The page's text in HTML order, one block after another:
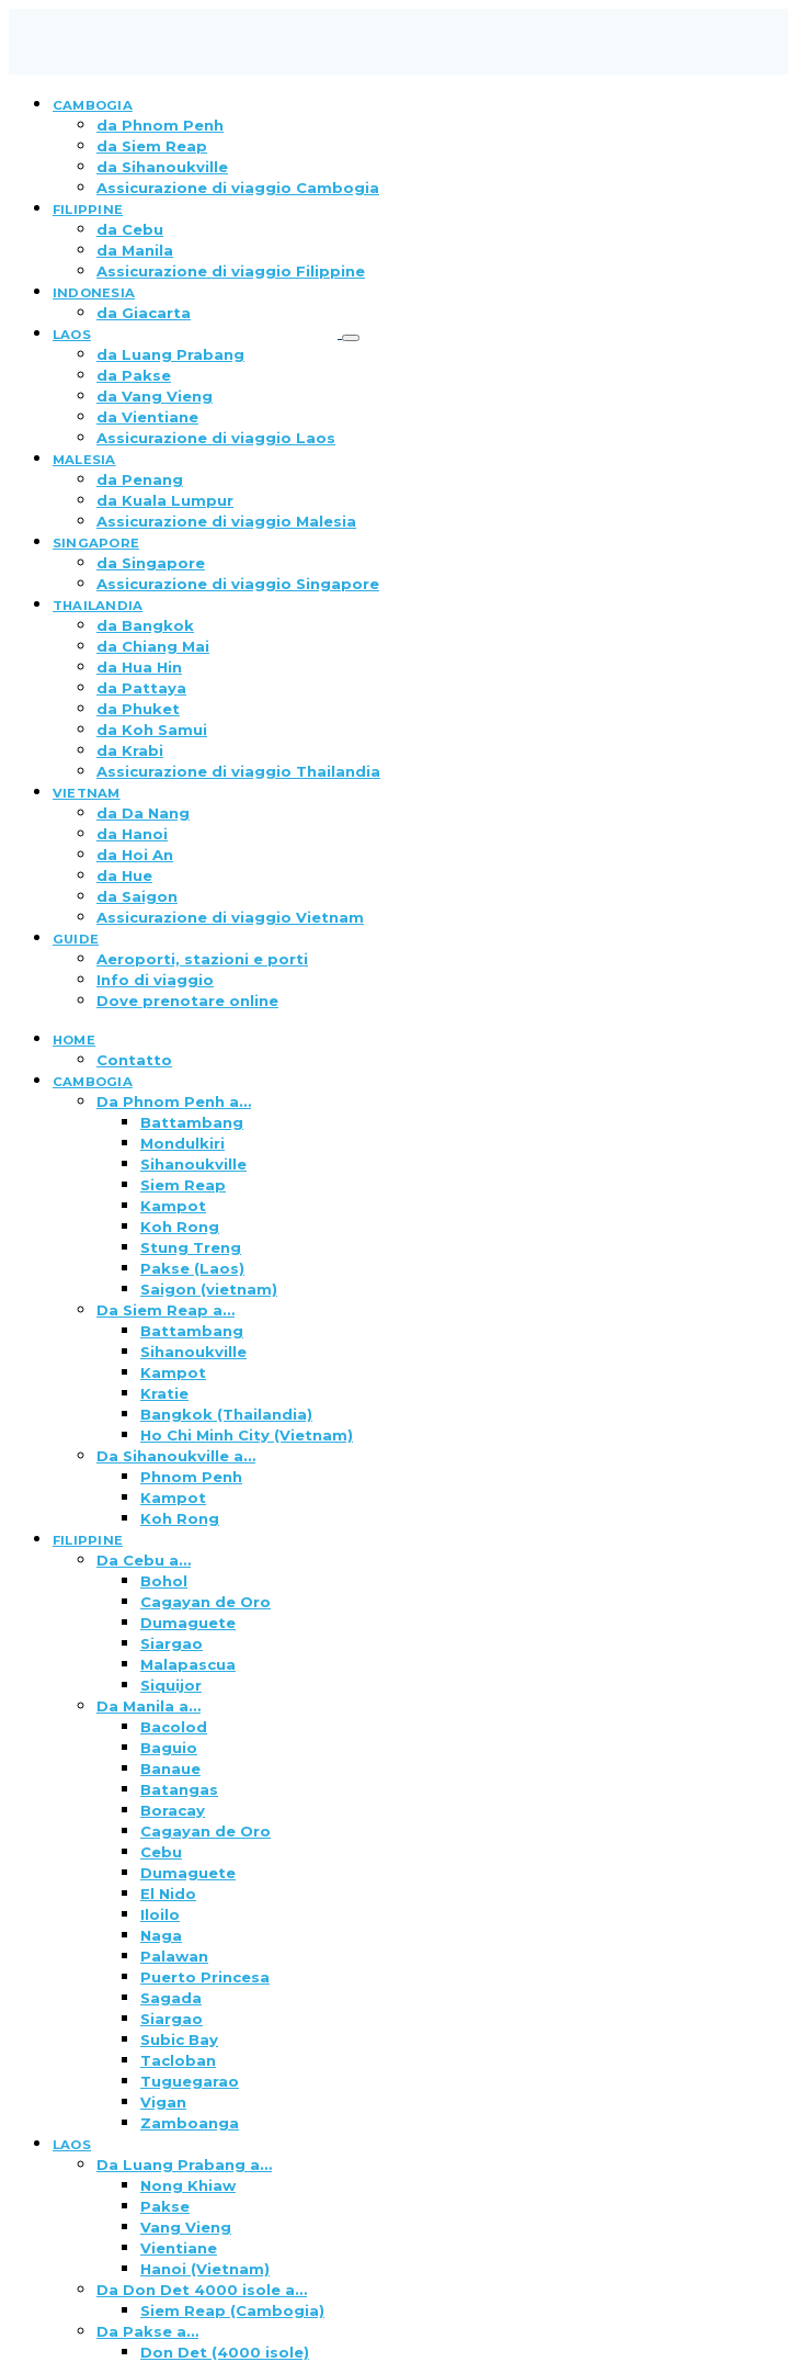
CAMBOGIA
da Phnom Penh
da Siem Reap
da Sihanoukville
Assicurazione di viaggio Cambogia
FILIPPINE
da Cebu
da Manila
Assicurazione di viaggio Filippine
INDONESIA
da Giacarta
LAOS
da Luang Prabang
da Pakse
da Vang Vieng
da Vientiane
Assicurazione di viaggio Laos
MALESIA
da Penang
da Kuala Lumpur
Assicurazione di viaggio Malesia
SINGAPORE
da Singapore
Assicurazione di viaggio Singapore
THAILANDIA
da Bangkok
da Chiang Mai
da Hua Hin
da Pattaya
da Phuket
da Koh Samui
da Krabi
Assicurazione di viaggio Thailandia
VIETNAM
da Da Nang
da Hanoi
da Hoi An
da Hue
da Saigon
Assicurazione di viaggio Vietnam
GUIDE
Aeroporti, stazioni e porti
Info di viaggio
Dove prenotare online
HOME
Contatto
CAMBOGIA
Da Phnom Penh a…
Battambang
Mondulkiri
Sihanoukville
Siem Reap
Kampot
Koh Rong
Stung Treng
Pakse (Laos)
Saigon (vietnam)
Da Siem Reap a…
Battambang
Sihanoukville
Kampot
Kratie
Bangkok (Thailandia)
Ho Chi Minh City (Vietnam)
Da Sihanoukville a…
Phnom Penh
Kampot
Koh Rong
FILIPPINE
Da Cebu a…
Bohol
Cagayan de Oro
Dumaguete
Siargao
Malapascua
Siquijor
Da Manila a…
Bacolod
Baguio
Banaue
Batangas
Boracay
Cagayan de Oro
Cebu
Dumaguete
El Nido
Iloilo
Naga
Palawan
Puerto Princesa
Sagada
Siargao
Subic Bay
Tacloban
Tuguegarao
Vigan
Zamboanga
LAOS
Da Luang Prabang a…
Nong Khiaw
Pakse
Vang Vieng
Vientiane
Hanoi (Vietnam)
Da Don Det 4000 isole a…
Siem Reap (Cambogia)
Da Pakse a…
Don Det (4000 isole)